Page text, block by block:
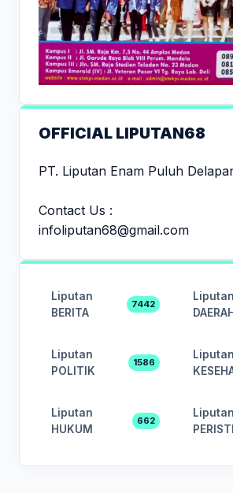
OFFICIAL LIPUTAN68
PT. Liputan Enam Puluh
Contact Us :
infoliputan68@gmail.com
Liputan
BERITA
7442
Liputan
Liputan
POLITIK
1586
Liputan
Liputan
HUKUM
662
Liputan